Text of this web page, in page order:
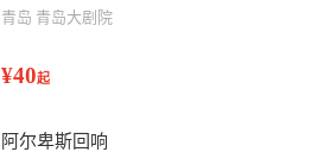
青岛 青岛大剧院
¥40起
阿尔卑斯回响